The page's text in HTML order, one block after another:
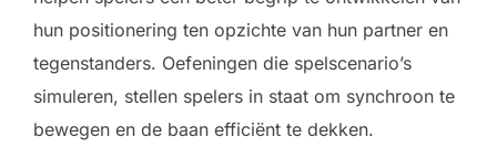
hun positionering ten opzichte van hun partner en
tegenstanders. Oefeningen die spelscenario’s
simuleren, stellen spelers in staat om synchroon te
bewegen en de baan efficiënt te dekken.